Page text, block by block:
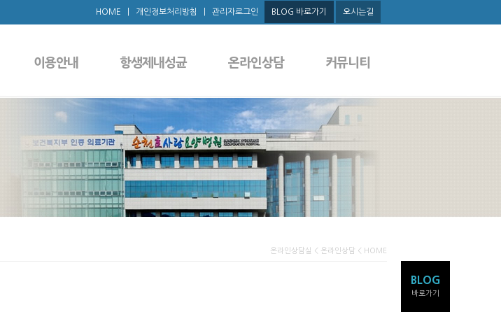
HOME 개인정보처리방침 관리자로그인 BLOG 바로가기 오시는길
이용안내 항생제내성균 온라인상담 커뮤니티
온라인상담실 < 온라인상담 < HOME
BLOG
바로가기